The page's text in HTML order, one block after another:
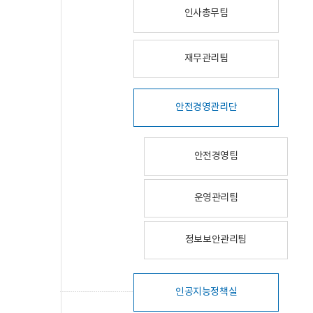
인사총무팀
재무관리팀
안전경영관리단
안전경영팀
운영관리팀
정보보안관리팀
인공지능정책실